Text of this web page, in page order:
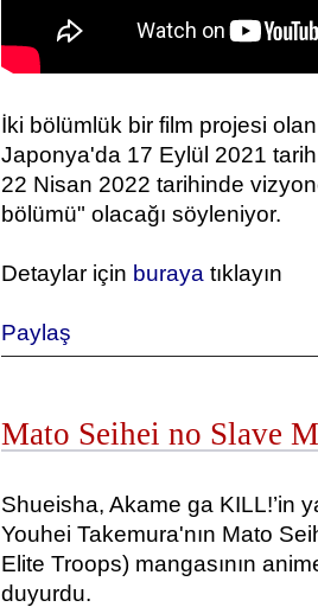
İki bölümlük bir film projesi
Japonya'da 17 Eylül 2021
22 Nisan 2022 tarihinde
bölümü" olacağı söyleniyor.
Detaylar için buraya tıklayın
Paylaş
Mato Seihei no Slave
Shueisha, Akame ga KILL!’in
Youhei Takemura'nın Mato
Elite Troops) mangasının
duyurdu.